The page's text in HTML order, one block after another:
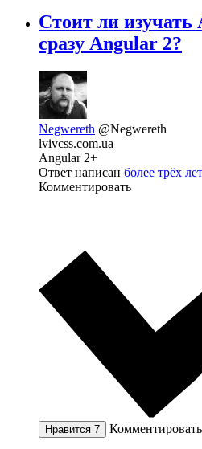
Стоит ли изучать
сразу Angular 2?
Negwereth @Negwereth
lvivcss.com.ua
Angular 2+
Ответ написан более трёх
Комментировать
Нравится 7 Комментировать